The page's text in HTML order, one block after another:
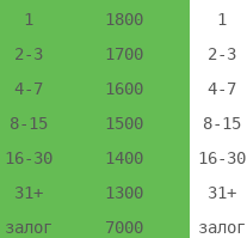
1
1800
2-3
1700
4-7
1600
8-15
1500
16-30
1400
31+
1300
залог
7000
1
2-3
4-7
8-15
16-30
31+
залог